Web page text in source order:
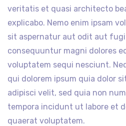
veritatis et quasi architecto
explicabo. Nemo enim ipsam
sit aspernatur aut odit aut
consequuntur magni dolores
voluptatem sequi nesciunt.
qui dolorem ipsum quia dolor
adipisci velit, sed quia non
tempora incidunt ut labore et
quaerat voluptatem.